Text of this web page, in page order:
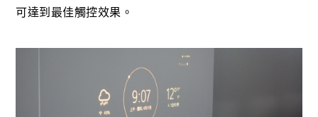
可達到最佳觸控效果。